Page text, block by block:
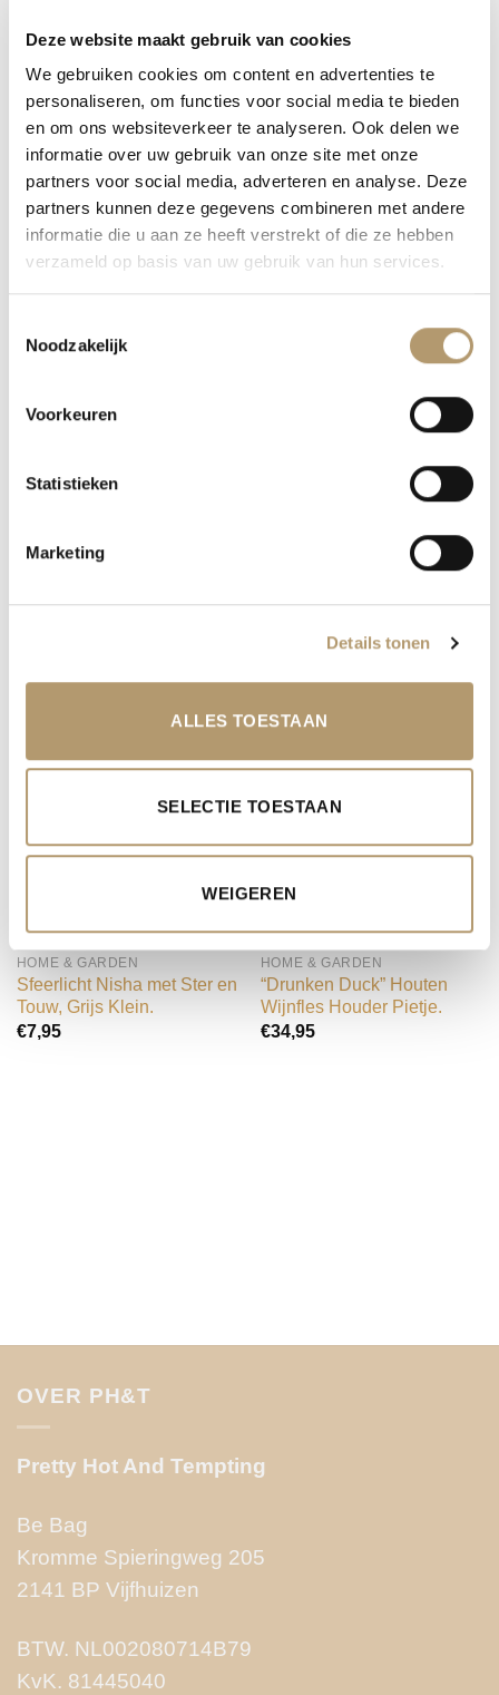
Deze website maakt gebruik van cookies
We gebruiken cookies om content en advertenties te
personaliseren, om functies voor social media te bieden
en om ons websiteverkeer te analyseren. Ook delen we
informatie over uw gebruik van onze site met onze
partners voor social media, adverteren en analyse. Deze
partners kunnen deze gegevens combineren met andere
informatie die u aan ze heeft verstrekt of die ze hebben
verzameld op basis van uw gebruik van hun services.
Noodzakelijk
Voorkeuren
Statistieken
Marketing
Details tonen
ALLES TOESTAAN
SELECTIE TOESTAAN
WEIGEREN
Categorieën:Home & Garden,Sfeerlichten en kandelaars
Tags:boho sfeerlicht, ibiza sfeerlicht,sfeerlicht,
waxinelichthouder
Deze sfeervolle waxinelichthouder verspreidt
een warm en speels licht door het opengewerkte
afgewerkt in een verweerde zand- en wittint, wat
zorgt voor een natuurlijke, mediterrane
uitstraling. Mooi om los neer te zetten, maar ook
prachtig in combinatie met meerdere
GERELATEERDE PRODUCTEN
HOME & GARDEN
Sfeerlicht Nisha met Ster en
Touw, Grijs Klein.
€7,95
HOME & GARDEN
“Drunken Duck” Houten
Wijnfles Houder Pietje.
€34,95
OVER PH&T
Pretty Hot And Tempting
Be Bag
Kromme Spieringweg 205
2141 BP Vijfhuizen
BTW. NL002080714B79
KvK. 81445040